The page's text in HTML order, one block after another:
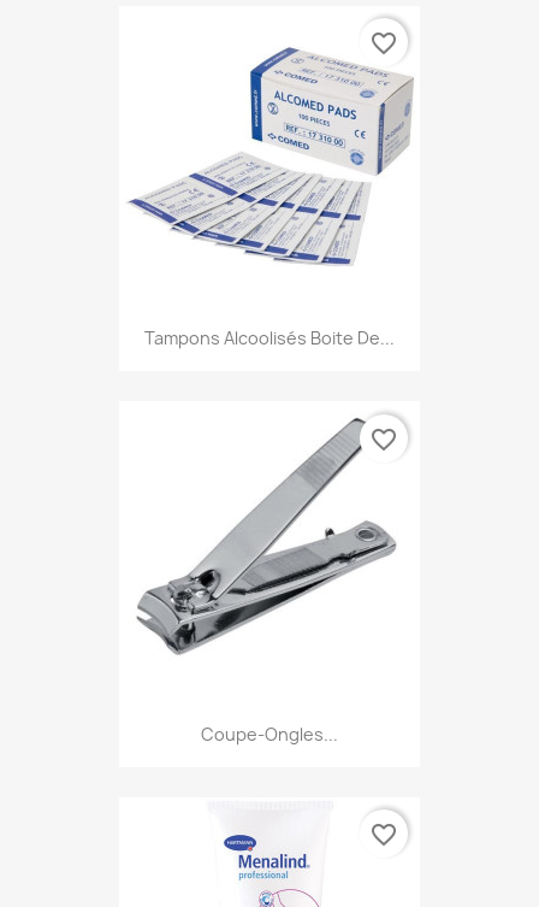
Tampons Alcoolisés Boite De...
favorite_border
Coupe-Ongles...
favorite_border
favorite_border